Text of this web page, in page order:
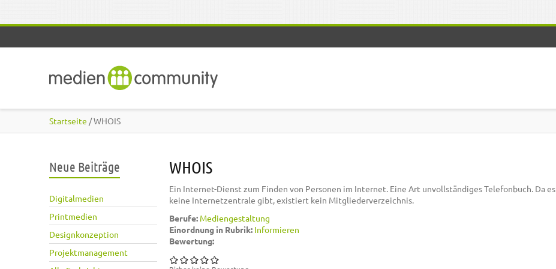
Startseite / WHOIS
Neue Beiträge
Digitalmedien
Printmedien
Designkonzeption
Projektmanagement
WHOIS
Ein Internet-Dienst zum Finden von Personen im Internet. Eine Art unvollständiges Telefonbuch. Da es
keine Internetzentrale gibt, existiert kein Mitgliederverzeichnis.
Berufe: Mediengestaltung
Einordnung in Rubrik: Informieren
Bewertung: